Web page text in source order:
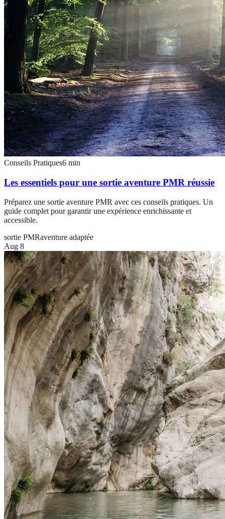
Conseils Pratiques6 min
Les essentiels pour une sortie aventure PMR réussie
Préparez une sortie aventure PMR avec ces conseils pratiques. Un
guide complet pour garantir une expérience enrichissante et
accessible.
sortie PMRaventure adaptée
Aug 8